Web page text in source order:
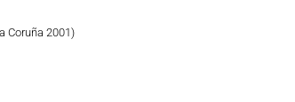
Coruña 2001)